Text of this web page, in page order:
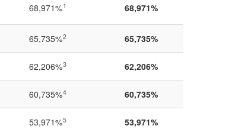
68,971%1 68,971%
65,735%2 65,735%
62,206%3 62,206%
60,735%4 60,735%
53,971%5 53,971%